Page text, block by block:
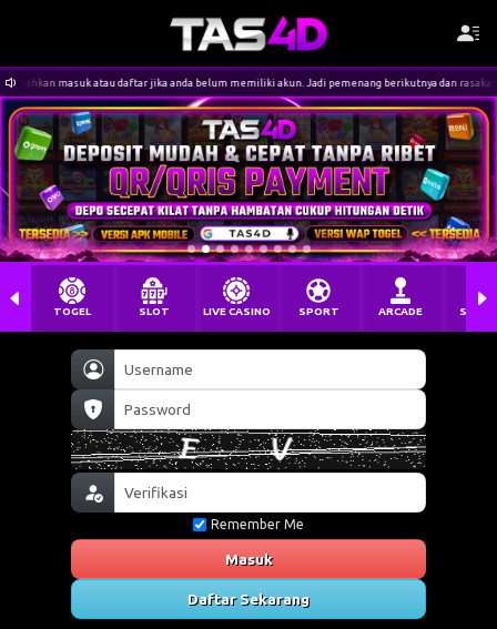
jika anda belum memiliki akun. Jadi pemenang berikutnya dan rasakan keseruan bermain di
Remember Me
Masuk
Daftar Sekarang
TOGEL SLOT LIVE CASINO SPORT ARCADE